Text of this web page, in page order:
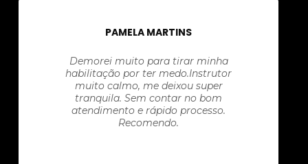
PAMELA MARTINS
Demorei muito para tirar minha
habilitação por ter medo.Instrutor
muito calmo, me deixou super
tranquila. Sem contar no bom
atendimento e rápido processo.
Recomendo.